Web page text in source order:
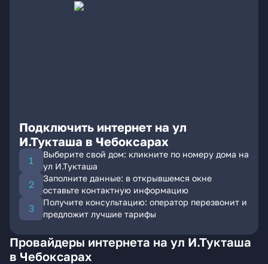
Подключить интернет на ул
И.Тукташа в Чебоксарах
Выберите свой дом: кликните по номеру дома на
ул И.Тукташа
Заполните данные: в открывшемся окне
оставьте контактную информацию
Получите консультацию: оператор перезвонит и
предложит лучшие тарифы
Провайдеры интернета на ул И.Тукташа
в Чебоксарах